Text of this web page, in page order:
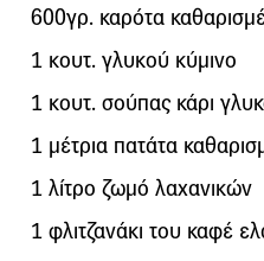
600γρ. καρότα
1 κουτ. γλυκού κύμινο
1 κουτ. σούπας κάρι
1 μέτρια πατάτα
1 λίτρο ζωμό λαχανικών
1 φλιτζανάκι του καφέ